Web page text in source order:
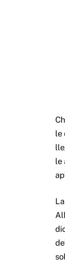
le
le